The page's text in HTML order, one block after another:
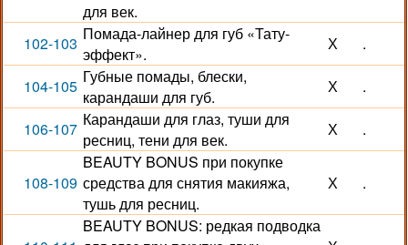
для век.
102-103 Помада-лайнер для губ «Тату-
эффект».
Х .
104-105 Губные помады, блески,
карандаши для губ.
Х .
106-107 Карандаши для глаз, туши для
ресниц, тени для век.
Х .
108-109
BEAUTY BONUS при покупке
средства для снятия макияжа,
тушь для ресниц.
Х .
BEAUTY BONUS: редкая подводка